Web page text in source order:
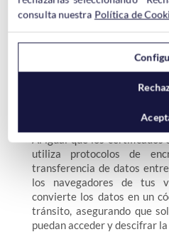
Wildcard
El funcionamiento de un SSL
tradicionales, pero con una
utiliza protocolos de
transferencia de datos
los navegadores de tus
convierte los datos en un
tránsito, asegurando que
puedan acceder y descifrar
consulta nuestra Política de